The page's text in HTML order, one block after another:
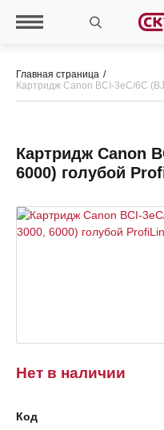
Главная страница
Картридж Canon BCI-3eC/6С
Нет в наличии
Картридж Canon
6000) голубой
Код